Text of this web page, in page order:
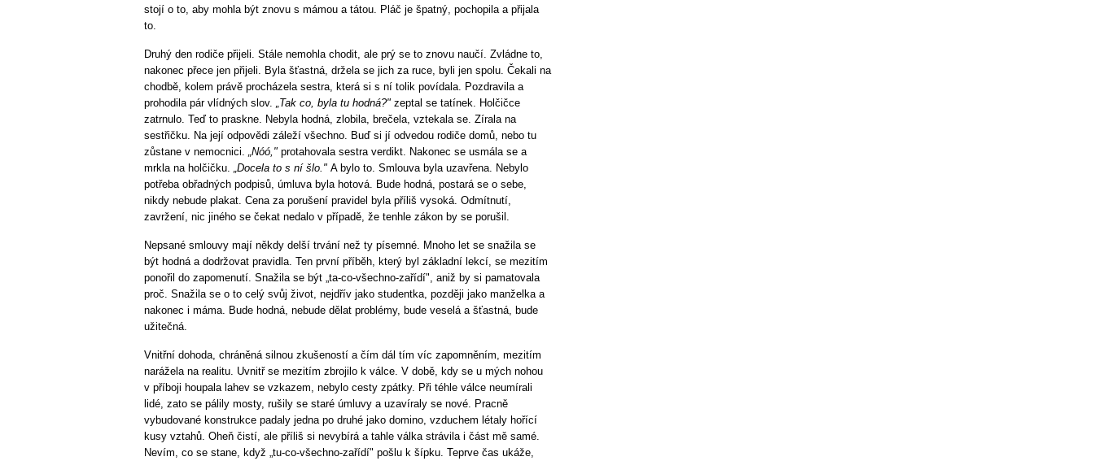
stojí o to, aby mohla být znovu s mámou a tátou. Pláč je špatný, pochopila a přijala
to.
Druhý den rodiče přijeli. Stále nemohla chodit, ale prý se to znovu naučí. Zvládne to,
nakonec přece jen přijeli. Byla šťastná, držela se jich za ruce, byli jen spolu. Čekali na
chodbě, kolem právě procházela sestra, která si s ní tolik povídala. Pozdravila a
prohodila pár vlídných slov. „Tak co, byla tu hodná?" zeptal se tatínek. Holčičce
zatrnulo. Teď to praskne. Nebyla hodná, zlobila, brečela, vztekala se. Zírala na
sestřičku. Na její odpovědi záleží všechno. Buď si jí odvedou rodiče domů, nebo tu
zůstane v nemocnici. „Nóó," protahovala sestra verdikt. Nakonec se usmála se a
mrkla na holčičku. „Docela to s ní šlo." A bylo to. Smlouva byla uzavřena. Nebylo
potřeba obřadných podpisů, úmluva byla hotová. Bude hodná, postará se o sebe,
nikdy nebude plakat. Cena za porušení pravidel byla příliš vysoká. Odmítnutí,
zavržení, nic jiného se čekat nedalo v případě, že tenhle zákon by se porušil.
Nepsané smlouvy mají někdy delší trvání než ty písemné. Mnoho let se snažila se
být hodná a dodržovat pravidla. Ten první příběh, který byl základní lekcí, se mezitím
ponořil do zapomenutí. Snažila se být „ta-co-všechno-zařídí", aniž by si pamatovala
proč. Snažila se o to celý svůj život, nejdřív jako studentka, později jako manželka a
nakonec i máma. Bude hodná, nebude dělat problémy, bude veselá a šťastná, bude
užitečná.
Vnitřní dohoda, chráněná silnou zkušeností a čím dál tím víc zapomněním, mezitím
narážela na realitu. Uvnitř se mezitím zbrojilo k válce. V době, kdy se u mých nohou
v příboji houpala lahev se vzkazem, nebylo cesty zpátky. Při téhle válce neumírali
lidé, zato se pálily mosty, rušily se staré úmluvy a uzavíraly se nové. Pracně
vybudované konstrukce padaly jedna po druhé jako domino, vzduchem létaly hořící
kusy vztahů. Oheň čistí, ale příliš si nevybírá a tahle válka strávila i část mě samé.
Nevím, co se stane, když „tu-co-všechno-zařídí" pošlu k šípku. Teprve čas ukáže,